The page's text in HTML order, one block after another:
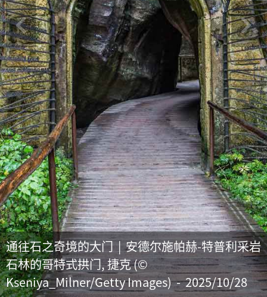
通往石之奇境的大门 | 安德尔施帕赫-特普利采岩
石林的哥特式拱门, 捷克 (©
Kseniya_Milner/Getty Images) - 2025/10/28